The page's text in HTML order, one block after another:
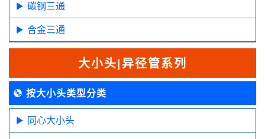
碳钢三通
合金三通
大小头|异径管系列
按大小头类型分类
同心大小头